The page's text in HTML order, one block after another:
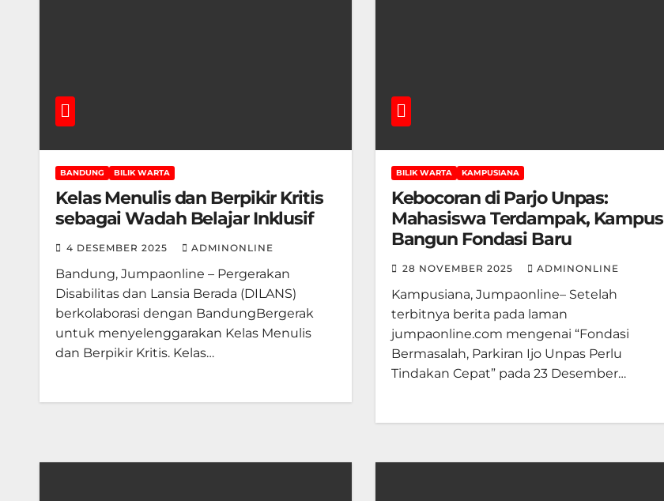
BANDUNG BILIK WARTA
Kelas Menulis dan Berpikir Kritis
sebagai Wadah Belajar Inklusif
4 DESEMBER 2025 ADMINONLINE
Bandung, Jumpaonline – Pergerakan
Disabilitas dan Lansia Berada (DILANS)
berkolaborasi dengan BandungBergerak
untuk menyelenggarakan Kelas Menulis
dan Berpikir Kritis. Kelas…
BILIK WARTA KAMPUSIANA
Kebocoran di Parjo Unpas:
Mahasiswa Terdampak, Kampus
Bangun Fondasi Baru
28 NOVEMBER 2025 ADMINONLINE
Kampusiana, Jumpaonline– Setelah
terbitnya berita pada laman
jumpaonline.com mengenai “Fondasi
Bermasalah, Parkiran Ijo Unpas Perlu
Tindakan Cepat” pada 23 Desember…